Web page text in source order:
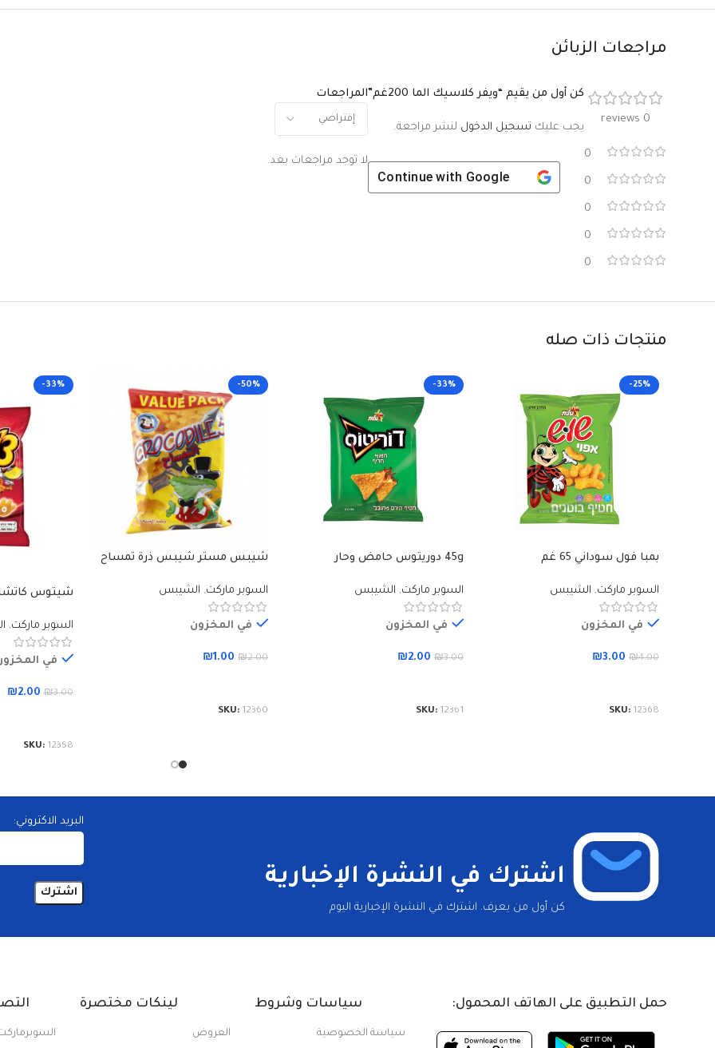
مراجعات الزبائن
0 reviews
0
0
0
0
0
المراجعات
لا توجد مراجعات بعد.
كن أول من يقيم “ويفر كلاسيك الما 200غم”
يجب عليك تسجيل الدخول لنشر مراجعة.
Continue with Google
منتجات ذات صله
-25%
بمبا فول سوداني 65 غم
السوبر ماركت, الشيبس
في المخزون
₪4.00
₪3.00
SKU: 12368
-33%
45g دوريتوس حامض وحار
السوبر ماركت, الشيبس
في المخزون
₪3.00
₪2.00
SKU: 12361
-50%
شيبس مستر شيبس ذرة تمساح
السوبر ماركت, الشيبس
في المخزون
₪2.00
₪1.00
SKU: 12360
-33%
شيتوس كاتشاب
السوبر ماركت,
في
₪3.00
₪2.00
SKU: 12358
اشترك في النشرة الإخبارية
كن أول من يعرف. اشترك في النشرة الإخبارية اليوم
البريد الاكتروني:
لينكات مختصرة
العروض
سياسات وشروط
سياسة الخصوصية
حمل التطبيق على الهاتف المحمول: